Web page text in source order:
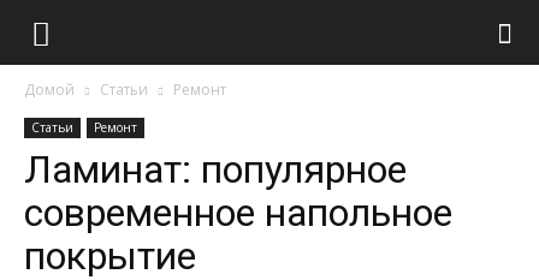
Домой Статьи Ремонт
Статьи Ремонт
Ламинат: популярное
современное напольное
покрытие